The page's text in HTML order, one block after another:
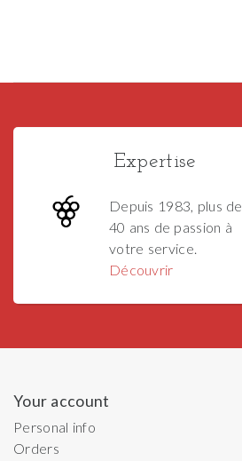
Expertise
Depuis 1983, plus de
40 ans de passion à
votre service.
Découvrir
Your account
Personal info
Orders